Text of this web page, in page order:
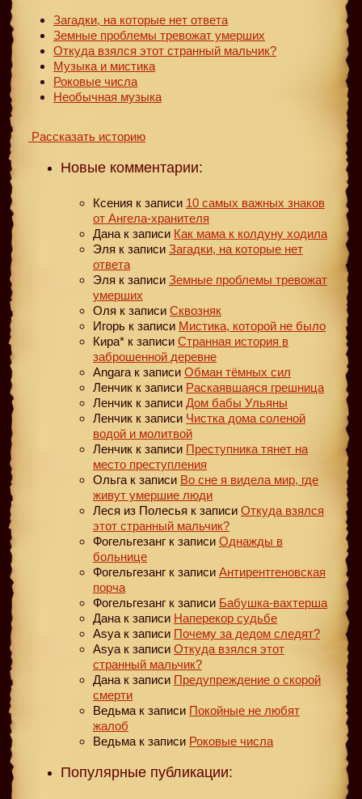
Загадки, на которые нет ответа
Земные проблемы тревожат умерших
Откуда взялся этот странный мальчик?
Музыка и мистика
Роковые числа
Необычная музыка
Рассказать историю
Новые комментарии:
Ксения к записи 10 самых важных знаков
от Ангела-хранителя
Дана к записи Как мама к колдуну ходила
Эля к записи Загадки, на которые нет
ответа
Эля к записи Земные проблемы тревожат
умерших
Оля к записи Сквозняк
Игорь к записи Мистика, которой не было
Кира* к записи Странная история в
заброшенной деревне
Angara к записи Обман тёмных сил
Ленчик к записи Раскаявшаяся грешница
Ленчик к записи Дом бабы Ульяны
Ленчик к записи Чистка дома соленой
водой и молитвой
Ленчик к записи Преступника тянет на
место преступления
Ольга к записи Во сне я видела мир, где
живут умершие люди
Леся из Полесья к записи Откуда взялся
этот странный мальчик?
Фогельгезанг к записи Однажды в
больнице
Фогельгезанг к записи Антирентгеновская
порча
Фогельгезанг к записи Бабушка-вахтерша
Дана к записи Наперекор судьбе
Asya к записи Почему за дедом следят?
Asya к записи Откуда взялся этот
странный мальчик?
Дана к записи Предупреждение о скорой
смерти
Ведьма к записи Покойные не любят
жалоб
Ведьма к записи Роковые числа
Популярные публикации: